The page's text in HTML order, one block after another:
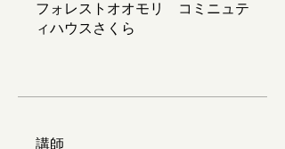
フォレストオオモリ コミニュテ
ィハウスさくら
講師